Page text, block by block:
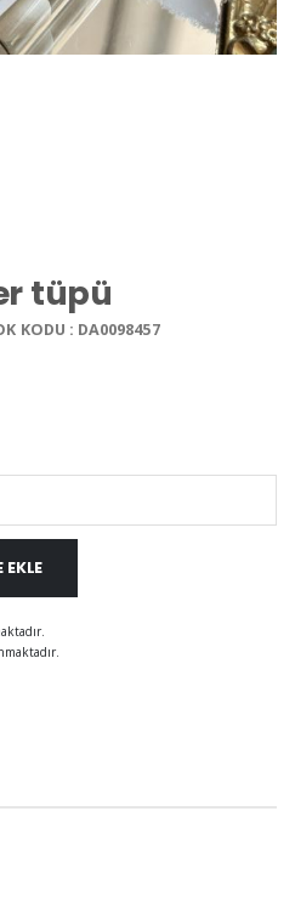
tüpü
KODU : DA0098457
EKLE